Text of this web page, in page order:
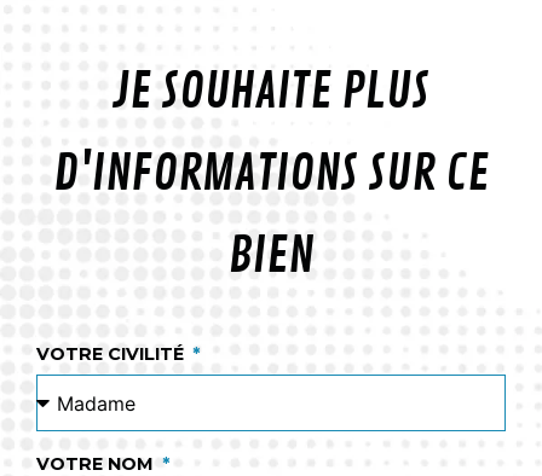
JE SOUHAITE PLUS
D'INFORMATIONS SUR CE
BIEN
VOTRE CIVILITÉ
VOTRE NOM